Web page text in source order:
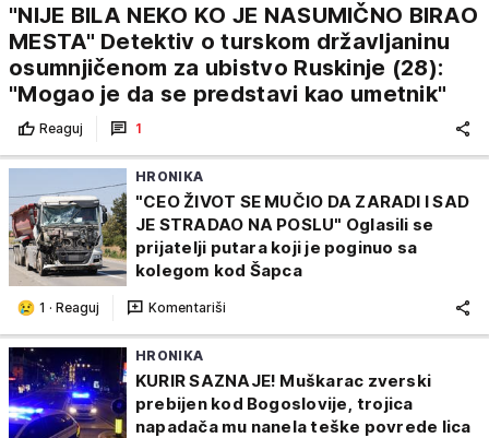
"NIJE BILA NEKO KO JE NASUMIČNO BIRAO
MESTA" Detektiv o turskom državljaninu
osumnjičenom za ubistvo Ruskinje (28):
"Mogao je da se predstavi kao umetnik"
Reaguj 1
HRONIKA
"CEO ŽIVOT SE MUČIO DA ZARADI I SAD
JE STRADAO NA POSLU" Oglasili se
prijatelji putara koji je poginuo sa
kolegom kod Šapca
1 · Reaguj Komentariši
HRONIKA
KURIR SAZNAJE! Muškarac zverski
prebijen kod Bogoslovije, trojica
napadača mu nanela teške povrede lica